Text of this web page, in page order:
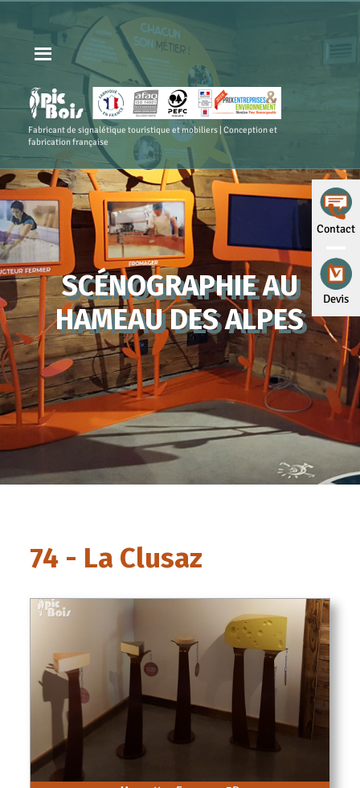
Contact
Devis
Fabricant de signalétique touristique et mobiliers | Conception et
fabrication française
SCÉNOGRAPHIE AU
HAMEAU DES ALPES
74 - La Clusaz